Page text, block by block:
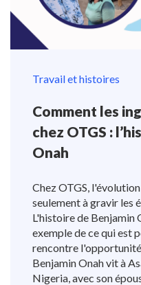
Travail et histoires
Comment les
chez OTGS :
Onah
Chez OTGS,
seulement à gravir les
L'histoire de Benjamin
exemple de ce qui est
rencontre
Benjamin Onah vit à
Nigeria, avec son